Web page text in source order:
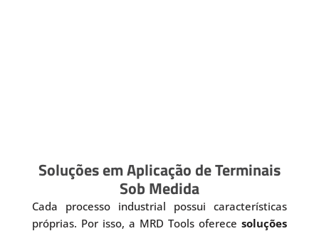
Soluções em Aplicação de Terminais
Sob Medida
Cada processo industrial possui características
próprias. Por isso, a MRD Tools oferecesoluções